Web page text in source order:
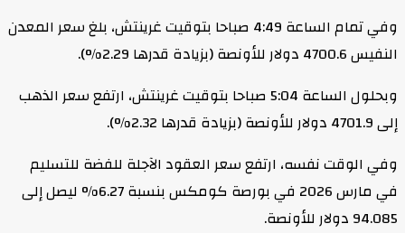
وفي تمام الساعة 4:49 صباحا بتوقيت غرينتش، بلغ سعر المعدن
النفيس 4700.6 دولار للأونصة (بزيادة قدرها 2.29%).
وبحلول الساعة 5:04 صباحا بتوقيت غرينتش، ارتفع سعر الذهب
إلى 4701.9 دولار للأونصة (بزيادة قدرها 2.32%).
وفي الوقت نفسه، ارتفع سعر العقود الآجلة للفضة للتسليم
في مارس 2026 في بورصة كومكس بنسبة 6.27% ليصل إلى
94.085 دولار للأونصة.